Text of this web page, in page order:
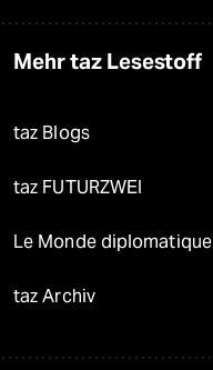
Mehr taz Lesestoff
taz Blogs
taz FUTURZWEI
Le Monde diplomatique
taz Archiv